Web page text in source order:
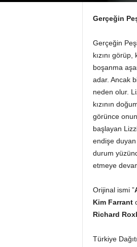
Gerçeğin
Gerçeğin
kızını
boşanma
adar. Ancak
neden olur.
kızının
görünce
başlayan
endişe duyan
durum
etmeye
Orijinal ismi ”
Kim Farrant
Richard
Türkiye